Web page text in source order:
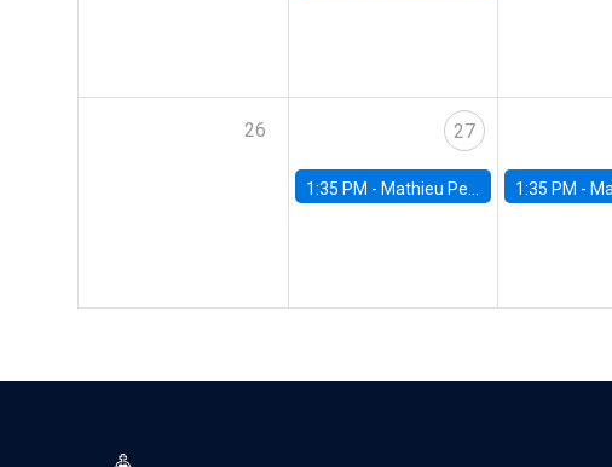
26 27
1:35 PM - Mathieu Pedemonte, IDB 1:35 PM - Mathias